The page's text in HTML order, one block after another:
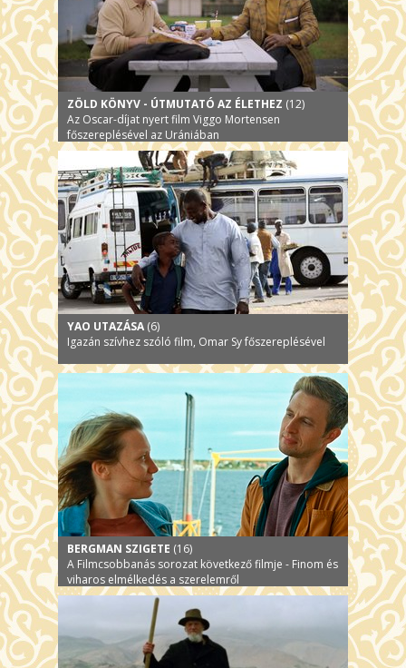
ZÖLD KÖNYV - ÚTMUTATÓ AZ ÉLETHEZ (12)
Az Oscar-díjat nyert film Viggo Mortensen
főszereplésével az Urániában
YAO UTAZÁSA (6)
Igazán szívhez szóló film, Omar Sy főszereplésével
BERGMAN SZIGETE (16)
A Filmcsobbanás sorozat következő filmje - Finom és
viharos elmélkedés a szerelemről